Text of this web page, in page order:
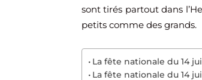
sont tirés partout dans
petits comme des grands.
​La fête nationale du 14
La fête nationale du 14